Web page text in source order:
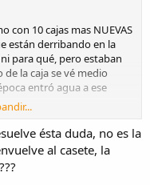
con 10 cajas mas NUEVAS
están derribando en la
para qué, pero estaban
la caja se vé medio
entró agua a ese
que había adentro, un
bastantes otras
sí que es una excelente
PC-X10 que
por completo este
ésta duda, no es la
al casete, la